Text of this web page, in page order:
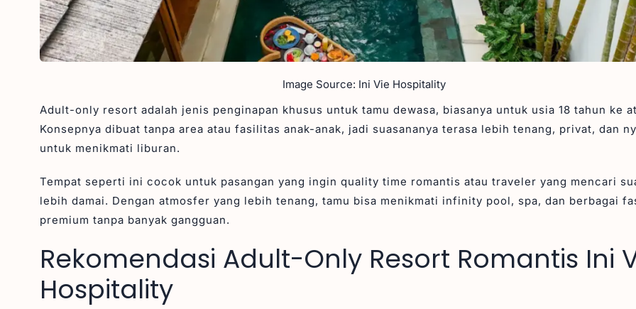
Image Source: Ini Vie Hospitality
Adult-only resort adalah jenis penginapan khusus untuk tamu dewasa, biasanya untuk usia 18 tahun ke
Konsepnya dibuat tanpa area atau fasilitas anak-anak, jadi suasananya terasa lebih tenang, privat, dan
untuk menikmati liburan.
Tempat seperti ini cocok untuk pasangan yang ingin quality time romantis atau traveler yang mencari
lebih damai. Dengan atmosfer yang lebih tenang, tamu bisa menikmati infinity pool, spa, dan berbagai
premium tanpa banyak gangguan.
Rekomendasi Adult-Only Resort Romantis Ini
Hospitality